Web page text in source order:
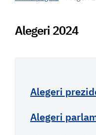
Alegeri 2024
Alegeri
Alegeri